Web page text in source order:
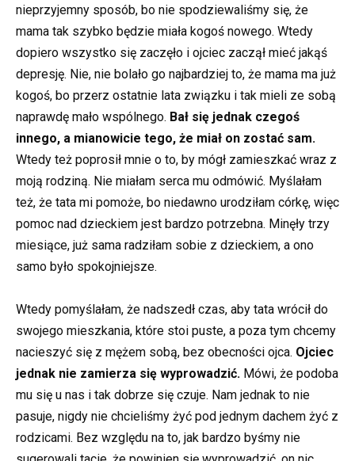
nieprzyjemny sposób, bo nie spodziewaliśmy się, że
mama tak szybko będzie miała kogoś nowego. Wtedy
dopiero wszystko się zaczęło i ojciec zaczął mieć jakąś
depresję. Nie, nie bolało go najbardziej to, że mama ma już
kogoś, bo przerz ostatnie lata związku i tak mieli ze sobą
naprawdę mało wspólnego. Bał się jednak czegoś
innego, a mianowicie tego, że miał on zostać sam.
Wtedy też poprosił mnie o to, by mógł zamieszkać wraz z
moją rodziną. Nie miałam serca mu odmówić. Myślałam
też, że tata mi pomoże, bo niedawno urodziłam córkę, więc
pomoc nad dzieckiem jest bardzo potrzebna. Minęły trzy
miesiące, już sama radziłam sobie z dzieckiem, a ono
samo było spokojniejsze.
Wtedy pomyślałam, że nadszedł czas, aby tata wrócił do
swojego mieszkania, które stoi puste, a poza tym chcemy
nacieszyć się z mężem sobą, bez obecności ojca. Ojciec
jednak nie zamierza się wyprowadzić. Mówi, że podoba
mu się u nas i tak dobrze się czuje. Nam jednak to nie
pasuje, nigdy nie chcieliśmy żyć pod jednym dachem żyć z
rodzicami. Bez względu na to, jak bardzo byśmy nie